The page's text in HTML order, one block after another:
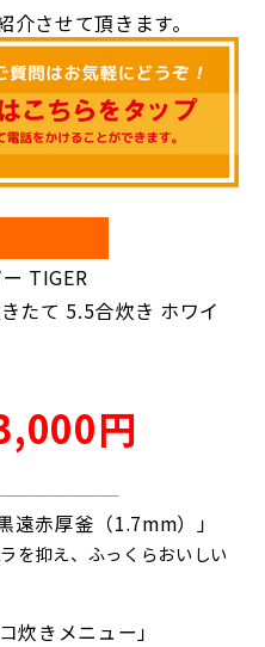
させて頂きます。
て
TIGER
たて 5.5合炊き ホワイ
円
赤厚釜（1.7mm）」
を抑え、ふっくらおいしい
炊きメニュー」